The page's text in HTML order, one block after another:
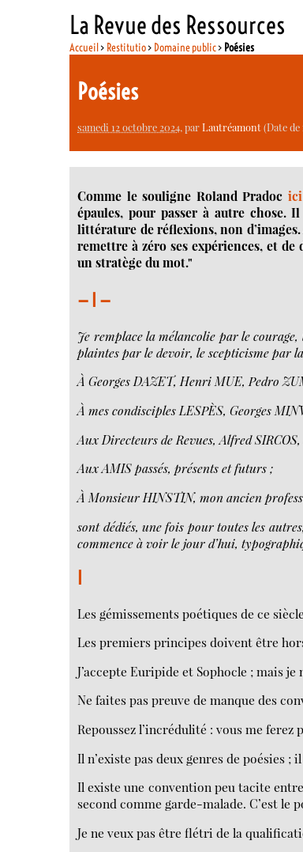
La Revue des Ressources
Accueil> Restitutio> Domaine public> Poésies
Poésies
samedi 12 octobre 2024, parLautréamont(Date
Comme le souligne Roland Pradocici
épaules, pour passer à autre
littérature de réflexions, non
remettre à zéro ses expériences, et
un stratège du mot."
— I —
Je remplace la mélancolie par le
plaintes par le devoir, le scepticisme par
À Georges DAZET, Henri MUE, Pedro
À mes condisciples LESPÈS, Georges
Aux Directeurs de Revues, Alfred
Aux AMIS passés, présents et futurs ;
À Monsieur HINSTIN, mon ancien
sont dédiés, une fois pour toutes les
commence à voir le jour d’hui,
I
Les gémissements poétiques de ce
Les premiers principes doivent être
J’accepte Euripide et Sophocle ; mais je
Ne faites pas preuve de manque des
Repoussez l’incrédulité : vous me ferez
Il n’existe pas deux genres de poésies ; il
Il existe une convention peu tacite
second comme garde-malade. C’est
Je ne veux pas être flétri de la